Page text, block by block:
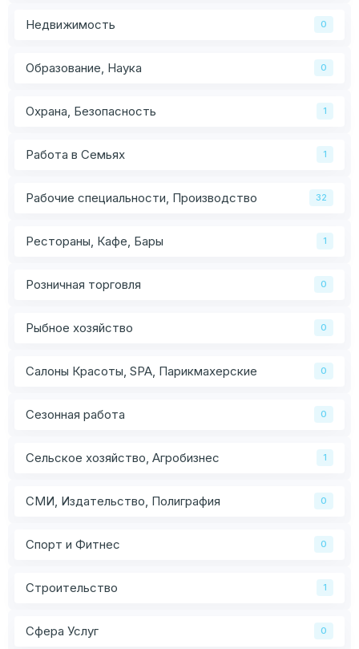
Недвижимость 0
Образование, Наука 0
Охрана, Безопасность 1
Работа в Семьях 1
Рабочие специальности, Производство 32
Рестораны, Кафе, Бары 1
Розничная торговля 0
Рыбное хозяйство 0
Салоны Красоты, SPA, Парикмахерские 0
Сезонная работа 0
Сельское хозяйство, Агробизнес 1
СМИ, Издательство, Полиграфия 0
Спорт и Фитнес 0
Строительство 1
Сфера Услуг 0